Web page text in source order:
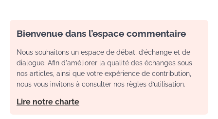
Bienvenue dans l’espace commentaire
Nous souhaitons un espace de débat, d’échange et de
dialogue. Afin d'améliorer la qualité des échanges sous
nos articles, ainsi que votre expérience de contribution,
nous vous invitons à consulter nos règles d’utilisation.
Lire notre charte